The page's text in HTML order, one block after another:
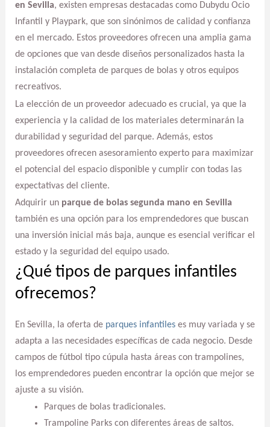
en Sevilla, existen empresas destacadas como Dubydu Ocio
Infantil y Playpark, que son sinónimos de calidad y confianza
en el mercado. Estos proveedores ofrecen una amplia gama
de opciones que van desde diseños personalizados hasta la
instalación completa de parques de bolas y otros equipos
recreativos.
La elección de un proveedor adecuado es crucial, ya que la
experiencia y la calidad de los materiales determinarán la
durabilidad y seguridad del parque. Además, estos
proveedores ofrecen asesoramiento experto para maximizar
el potencial del espacio disponible y cumplir con todas las
expectativas del cliente.
Adquirir un parque de bolas segunda mano en Sevilla
también es una opción para los emprendedores que buscan
una inversión inicial más baja, aunque es esencial verificar el
estado y la seguridad del equipo usado.
¿Qué tipos de parques infantiles
ofrecemos?
En Sevilla, la oferta de parques infantileses muy variada y se
adapta a las necesidades específicas de cada negocio. Desde
campos de fútbol tipo cúpula hasta áreas con trampolines,
los emprendedores pueden encontrar la opción que mejor se
ajuste a su visión.
Parques de bolas tradicionales.
Trampoline Parks con diferentes áreas de saltos.